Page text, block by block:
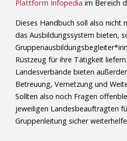
Plattform Infopedia im Bereich
Dieses Handbuch soll also nicht
das Ausbildungssystem bieten,
Rüstzeug für ihre Tätigkeit
Landesverbände bieten
Betreuung, Vernetzung und
Sollten also noch Fragen
jeweiligen Landesbeauftragten
Gruppenleitung sicher